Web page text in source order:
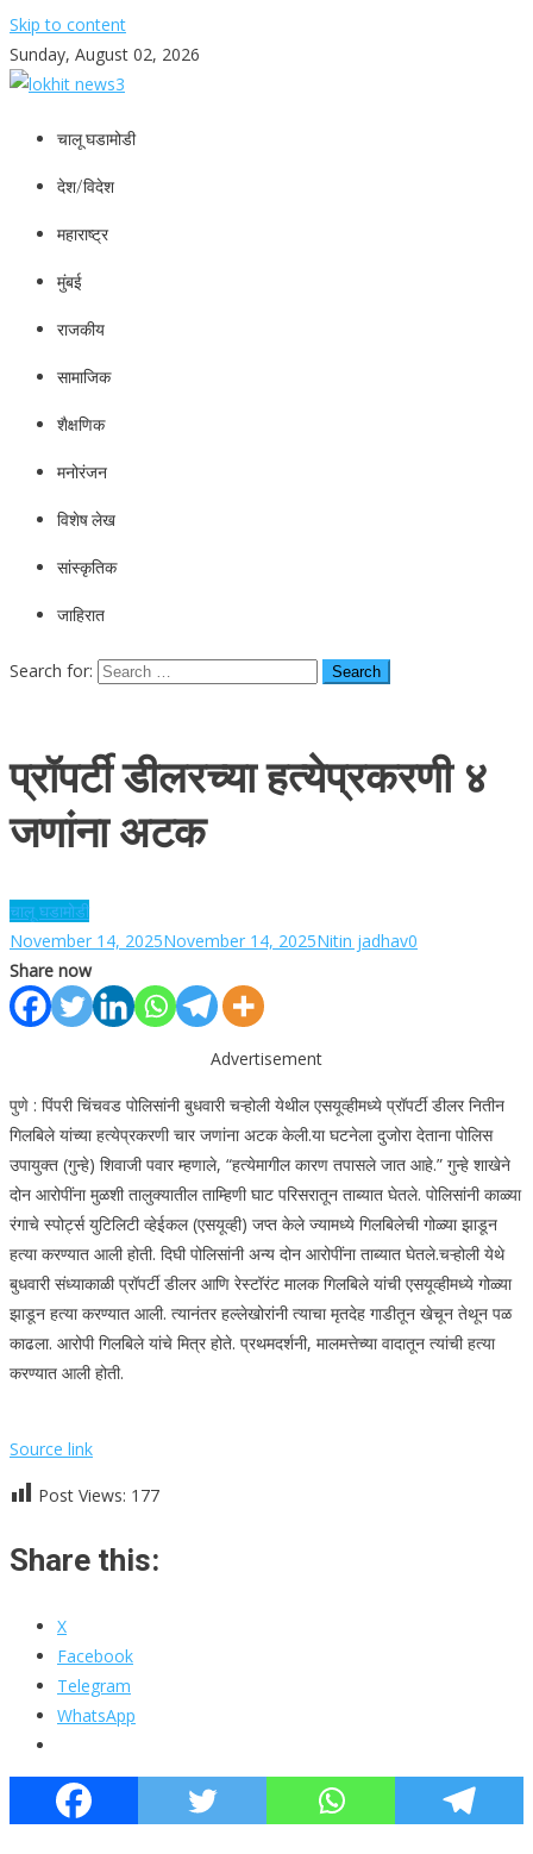
Skip to content
Sunday, August 02, 2026
lokhit news3
lokhit news 3
चालू घडामोडी
देश/विदेश
महाराष्ट्र
मुंबई
राजकीय
सामाजिक
शैक्षणिक
मनोरंजन
विशेष लेख
सांस्कृतिक
जाहिरात
Search for:
प्रॉपर्टी डीलरच्या हत्येप्रकरणी ४
जणांना अटक
चालू घडामोडी
November 14, 2025November 14, 2025Nitin jadhav0
Share now
Advertisement
पुणे : पिंपरी चिंचवड पोलिसांनी बुधवारी चऱ्होली येथील एसयूव्हीमध्ये प्रॉपर्टी डीलर नितीन
गिलबिले यांच्या हत्येप्रकरणी चार जणांना अटक केली.या घटनेला दुजोरा देताना पोलिस
उपायुक्त (गुन्हे) शिवाजी पवार म्हणाले, “हत्येमागील कारण तपासले जात आहे.” गुन्हे शाखेने
दोन आरोपींना मुळशी तालुक्यातील ताम्हिणी घाट परिसरातून ताब्यात घेतले. पोलिसांनी काळ्या
रंगाचे स्पोर्ट्स युटिलिटी व्हेईकल (एसयूव्ही) जप्त केले ज्यामध्ये गिलबिलेची गोळ्या झाडून
हत्या करण्यात आली होती. दिघी पोलिसांनी अन्य दोन आरोपींना ताब्यात घेतले.चऱ्होली येथे
बुधवारी संध्याकाळी प्रॉपर्टी डीलर आणि रेस्टॉरंट मालक गिलबिले यांची एसयूव्हीमध्ये गोळ्या
झाडून हत्या करण्यात आली. त्यानंतर हल्लेखोरांनी त्याचा मृतदेह गाडीतून खेचून तेथून पळ
काढला. आरोपी गिलबिले यांचे मित्र होते. प्रथमदर्शनी, मालमत्तेच्या वादातून त्यांची हत्या
करण्यात आली होती.
Source link
Post Views: 177
Share this:
X
Facebook
Telegram
WhatsApp